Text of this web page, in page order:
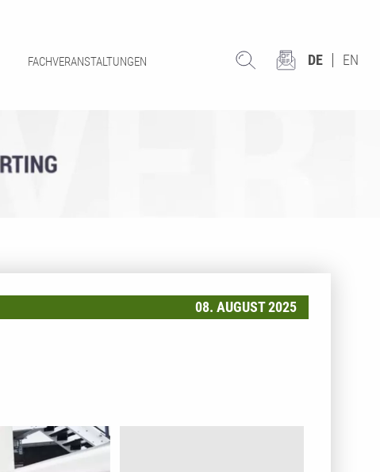
FACHVERANSTALTUNGEN DE EN
08. AUGUST 2025